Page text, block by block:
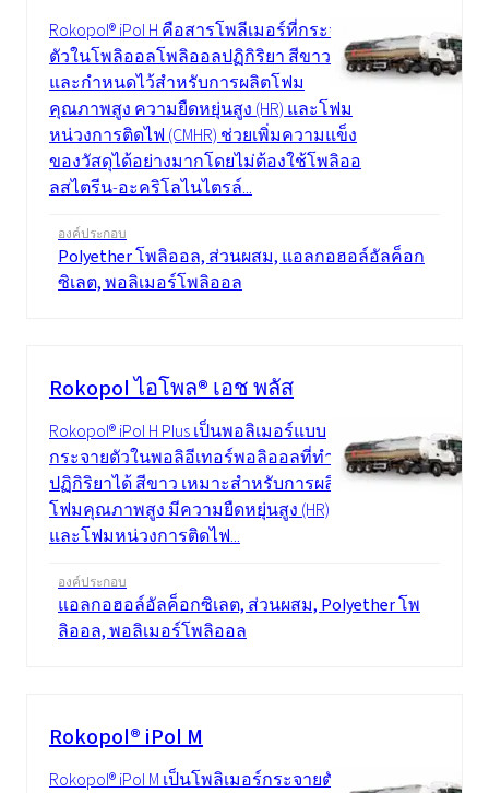
Rokopol® iPol H คือสารโพลีเมอร์ที่กระจาย
ตัวในโพลิออลโพลิออลปฏิกิริยา สีขาว
และกำหนดไว้สำหรับการผลิตโฟม
คุณภาพสูง ความยืดหยุ่นสูง (HR) และโฟม
หน่วงการติดไฟ (CMHR) ช่วยเพิ่มความแข็ง
ของวัสดุได้อย่างมากโดยไม่ต้องใช้โพลิออ
ลสไตรีน-อะคริโลไนไตรล์...
องค์ประกอบ
Polyether โพลิออล, ส่วนผสม, แอลกอฮอล์อัลค็อก
ซิเลต, พอลิเมอร์โพลิออล
Rokopol ไอโพล® เอช พลัส
Rokopol® iPol H Plus เป็นพอลิเมอร์แบบ
กระจายตัวในพอลิอีเทอร์พอลิออลที่ทำ
ปฏิกิริยาได้ สีขาว เหมาะสำหรับการผลิต
โฟมคุณภาพสูง มีความยืดหยุ่นสูง (HR)
และโฟมหน่วงการติดไฟ...
องค์ประกอบ
แอลกอฮอล์อัลค็อกซิเลต, ส่วนผสม, Polyether โพ
ลิออล, พอลิเมอร์โพลิออล
Rokopol® iPol M
Rokopol® iPol M เป็นโพลิเมอร์กระจายตัว